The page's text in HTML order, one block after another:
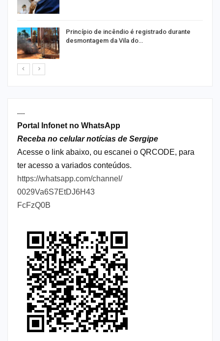
Princípio de incêndio é registrado durante
desmontagem da Vila do…
----
Portal Infonet no WhatsApp
Receba no celular notícias de Sergipe
Acesse o link abaixo, ou escanei o QRCODE, para
ter acesso a variados conteúdos.
https://whatsapp.com/channel/
0029Va6S7EtDJ6H43
FcFzQ0B